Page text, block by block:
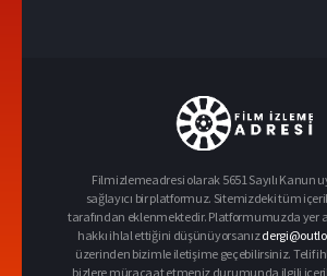
Filmizlemeadresi olarak 5651 Sayılı Kanun
sağlayıcı bir platformuz. Sitemizdeki tüm
tarafından eklenmektedir. Platformumuzda yer
hakkı ihlal ettiğini düşünüyorsanız
üzerinden bizimle iletişime geçebilirsiniz. Telif
bizlere müracaat etmeniz durumunda ilgili